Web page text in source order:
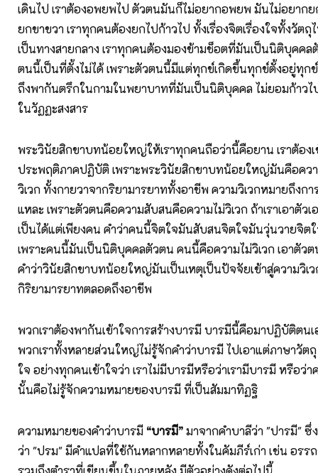
เดินไป เราต้องอพยพไป ตัวตนมันก็ไม่อยากอพยพ มันไม่อยาก
ยกขาขวา เราทุกคนต้องยกไปก้าวไป ทั้งเรื่องจิตเรื่องใจทั้งวัต
เป็นทางสายกลาง เราทุกคนต้องมองข้ามช็อตที่มันเป็นนิติบุคคลตั
ตนนี้เป็นที่ตั้งไม่ได้ เพราะตัวตนนี้มีแต่ทุกข์เกิดขึ้นทุกข์ตั้งอยู่ทุก
ถึงพากันตรึกในกามในพยาบาทที่มันเป็นนิติบุคคล ไม่ยอมก้าวไ
ในวัฏฏะสงสาร
พระวินัยสิกขาบทน้อยใหญ่ให้เราทุกคนถือว่านี้คือยาน เราต้องเ
ประพฤติภาคปฏิบัติ เพราะพระวินัยสิกขาบทน้อยใหญ่มันคือคว
วิเวก ทั้งกายวาจากริยามารยาททั้งอาชีพ ความวิเวกหมายถึงก
แหละ เพราะตัวตนคือความสับสนคือความไม่วิเวก ถ้าเราเอาตัวเ
เป็นได้แต่เพียงคน คำว่าคนนี้จิตใจมันสับสนจิตใจมันวุ่นวายจิต
เพราะคนนี้มันเป็นนิติบุคคลตัวตน คนนี้คือความไม่วิเวก เอาตัวต
คำว่าวินัยสิกขาบทน้อยใหญ่มันเป็นเหตุเป็นปัจจัยเข้าสู่ความวิเว
กิริยามารยาทตลอดถึงอาชีพ
พวกเราต้องพากันเข้าใจการสร้างบารมี บารมีนี้คือมาปฏิบัติตนเ
พวกเราทั้งหลายส่วนใหญ่ไม่รู้จักคำว่าบารมี ไปเอาแต่ภาษาวัต
ใจ อย่างทุกคนเข้าใจว่า เราไม่มีบารมีหรือว่าเรามีบารมี หรือว่
นั้นคือไม่รู้จักความหมายของบารมี ที่เป็นสัมมาทิฏฐิ
ความหมายของคำว่าบารมี “บารมี”มาจากคำบาลีว่า "ปารมี" ซึ่
ว่า "ปรม" มีคำแปลที่ใช้กันหลากหลายทั้งในคัมภีร์เก่า เช่น อรร